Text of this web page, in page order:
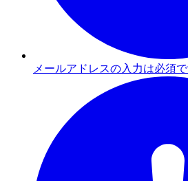
メールアドレスの入力は必須